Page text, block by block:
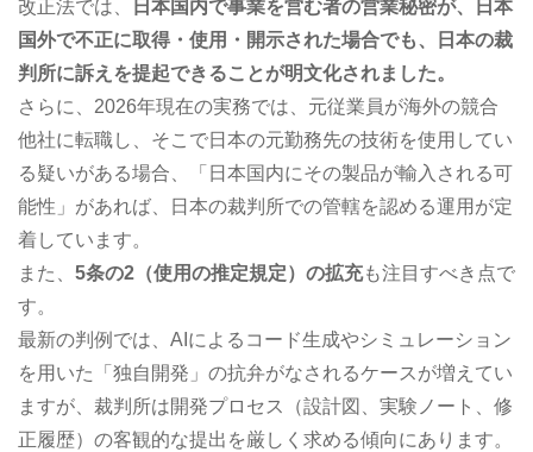
改正法では、
日本国内で事業を営む者の営業秘密が、日本
国外で不正に取得・使用・開示された場合でも、日本の裁
判所に訴えを提起できることが明文化されました。
さらに、2026年現在の実務では、元従業員が海外の競合
他社に転職し、そこで日本の元勤務先の技術を使用してい
る疑いがある場合、「日本国内にその製品が輸入される可
能性」があれば、日本の裁判所での管轄を認める運用が定
着しています。
また、 5条の2（使用の推定規定）の拡充も注目すべき点で
す。
最新の判例では、AIによるコード生成やシミュレーション
を用いた「独自開発」の抗弁がなされるケースが増えてい
ますが、裁判所は開発プロセス（設計図、実験ノート、修
正履歴）の客観的な提出を厳しく求める傾向にあります。